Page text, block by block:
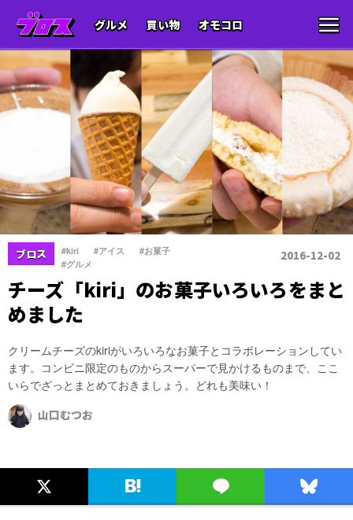
グルメ 買い物 オモコロ
ブロス #kiri #アイス #お菓子
#グルメ
2016-12-02
チーズ「kiri」のお菓子いろいろをまと
めました
クリームチーズのkiriがいろいろなお菓子とコラボレーションしてい
ます。コンビニ限定のものからスーパーで見かけるものまで、ここ
いらでざっとまとめておきましょう。どれも美味い！
山口むつお